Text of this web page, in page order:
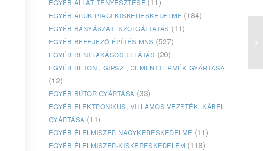
EGYÉB ÁLLAT TENYÉSZTÉSE
EGYÉB ÁRUK PIACI KISKERESKEDELME (184)
EGYÉB BÁNYÁSZATI SZOLGÁLTATÁS (11)
EGYÉB BEFEJEZŐ ÉPÍTÉS MNS (527)
EGYÉB BENTLAKÁSOS ELLÁTÁS (20)
EGYÉB BETON-, GIPSZ-, CEMENTTERMÉK GYÁRTÁSA
(12)
EGYÉB BÚTOR GYÁRTÁSA (33)
EGYÉB ELEKTRONIKUS, VILLAMOS VEZETÉK, KÁBEL
GYÁRTÁSA (11)
EGYÉB ÉLELMISZER NAGYKERESKEDELME (11)
EGYÉB ÉLELMISZER-KISKERESKEDELEM (118)